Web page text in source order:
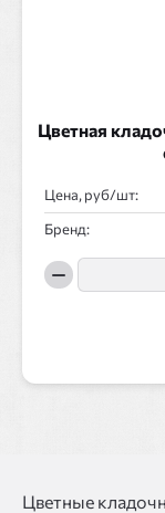
Цветная
Цена, руб/ :
Бренд:
Цветные